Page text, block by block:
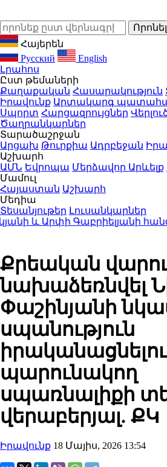
Հայերեն
Русский
English
Լրահոս
Ըստ թեմաների
Քաղաքական Հասարակություն
Իրավունք Արտակարգ
Սպորտ Հարցազրույցներ
Ծաղրանկարներ
Տարածաշրջան
Արցախ Թուրքիա Ադրբեջան
Աշխարհ
ԱՄՆ Եվրոպա Մերձավոր Արևելք
Մամուլ
Հայաստան Աշխարհ
Մեդիա
Տեսանյութեր Լուսանկարներ
և Արփի Գաբրիելյանի
Քրեական
նախաձեռնվել
Փաշինյանի
սպանություն
պարունակող
սպառնալիքի
վերաբերյալ. ՔԿ
Իրավունք 18 Մայիս, 2026 13:54